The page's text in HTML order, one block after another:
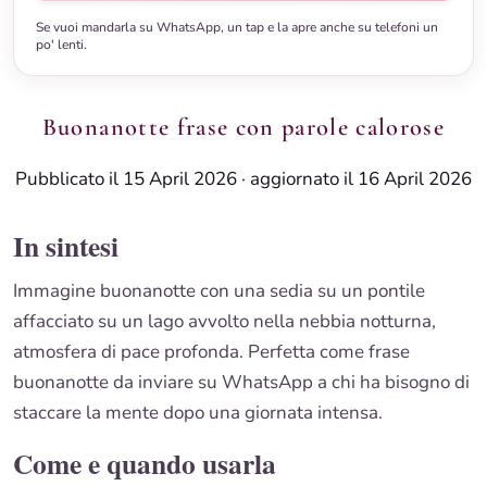
Se vuoi mandarla su WhatsApp, un tap e la apre anche su telefoni un
po' lenti.
Buonanotte frase con parole calorose
Pubblicato il 15 April 2026 · aggiornato il 16 April 2026
In sintesi
Immagine buonanotte con una sedia su un pontile
affacciato su un lago avvolto nella nebbia notturna,
atmosfera di pace profonda. Perfetta come frase
buonanotte da inviare su WhatsApp a chi ha bisogno di
staccare la mente dopo una giornata intensa.
Come e quando usarla